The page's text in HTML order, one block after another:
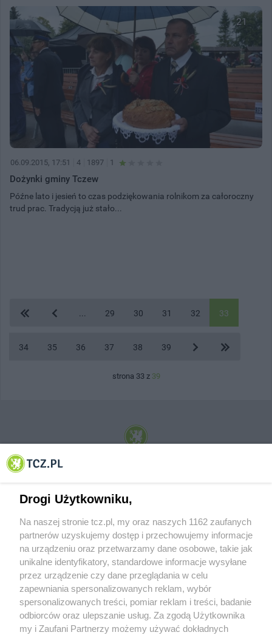
21
06.09.2015, 17:51 4 1897 1
Dożynki gminy Tczew
Późne lato i jesień to czas podziękowania rolnikom za całoroczny
trud prac. Tradycją już stało...
29 30 31 32 33
34 35 36 37 38 39
strona 33 z 39
© 2001-2026 Tczew - TCZ.PL Sp. z o.o. Internetowy Serwis Informacyjny Miasta
O FIRMIE POLITYKA PRYWATNOŚCI HOSTING
REKLAMA WSPÓŁPRACA RSS FACEBOOK KONTAKT
Drogi Użytkowniku,
Na naszej stronie tcz.pl, my oraz naszych 1162 zaufanych
partnerów uzyskujemy dostęp i przechowujemy informacje
na urządzeniu oraz przetwarzamy dane osobowe, takie jak
unikalne identyfikatory, standardowe informacje wysyłane
przez urządzenie czy dane przeglądania w celu
zapewniania spersonalizowanych reklam, wybór
spersonalizowanych treści, pomiar reklam i treści, badanie
odbiorców oraz ulepszanie usług. Za zgodą Użytkownika
my i Zaufani Partnerzy możemy używać dokładnych